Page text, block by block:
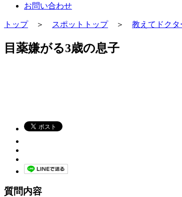
お問い合わせ
トップ＞ スポットトップ＞ 教えてドクタ
目薬嫌がる3歳の息子
質問内容